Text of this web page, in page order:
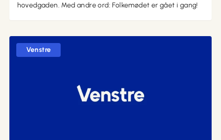
hovedgaden. Med andre ord: Folkemødet er gået i gang!
Venstre